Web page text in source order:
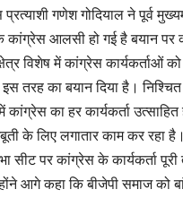
गणेश गोदियाल ने पूर्व
कांग्रेस आलसी हो गई है बयान पर
विशेष में कांग्रेस कार्यकर्ताओं
तरह का बयान दिया है।
कांग्रेस का हर कार्यकर्ता
के लिए लगातार काम कर रहा
सीट पर कांग्रेस के कार्यकर्ता
आगे कहा कि बीजेपी समाज को